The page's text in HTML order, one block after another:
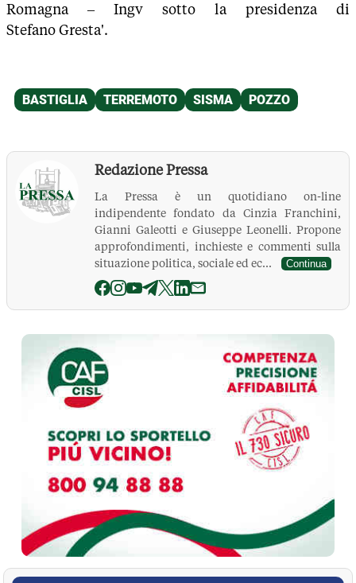
Romagna – Ingv sotto la presidenza di
Stefano Gresta'.
Redazione Pressa
La Pressa è un quotidiano on-line
indipendente fondato da Cinzia Franchini,
Gianni Galeotti e Giuseppe Leonelli. Propone
approfondimenti, inchieste e commenti sulla
situazione politica, sociale ed ec...
Continua
La Pressa